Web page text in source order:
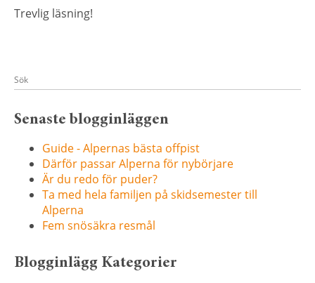
Trevlig läsning!
Senaste blogginläggen
Guide - Alpernas bästa offpist
Därför passar Alperna för nybörjare
Är du redo för puder?
Ta med hela familjen på skidsemester till
Alperna
Fem snösäkra resmål
Blogginlägg Kategorier